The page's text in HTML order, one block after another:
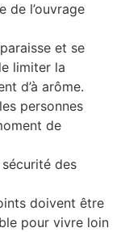
de l’ouvrage
et se
limiter la
d’à arôme.
personnes
de
des
doivent être
pour vivre loin